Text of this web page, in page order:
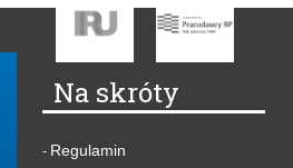
Na skróty
- Regulamin